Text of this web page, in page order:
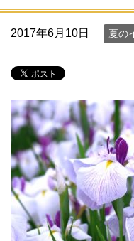
2017年6月10日 夏の